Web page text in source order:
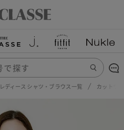
レディース シャツ・ブラウス一覧 カットワ